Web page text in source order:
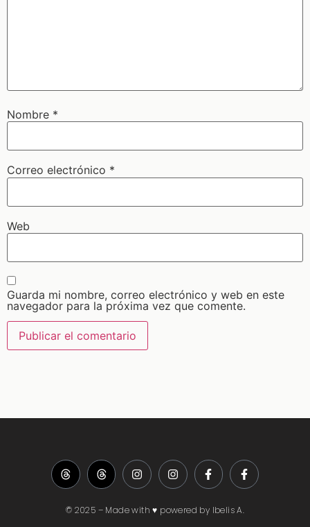
Nombre *
Correo electrónico *
Web
Guarda mi nombre, correo electrónico y web en este
navegador para la próxima vez que comente.
© 2025 – Made with ♥ powered by Ibelis A.